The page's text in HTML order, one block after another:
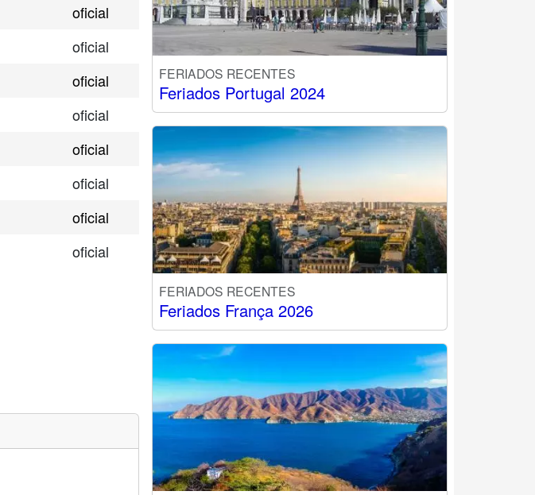
oficial
oficial
oficial
oficial
oficial
oficial
oficial
oficial
FERIADOS RECENTES
Feriados Portugal 2024
FERIADOS RECENTES
Feriados França 2026